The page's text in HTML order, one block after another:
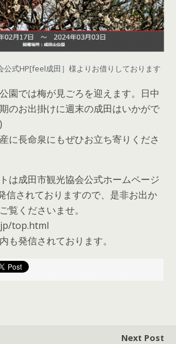
公式HP[feel成田］様よりお借りしております
園では梅が見ごろを迎えます。日中
のお出掛けに週末の成田はいかがで
に長命泉にもぜひお立ち寄りくださ
は成田市観光協会公式ホームページ
信されておりますので、是非お出か
覧くださいませ。
top.html
も発信されております。
Next Post